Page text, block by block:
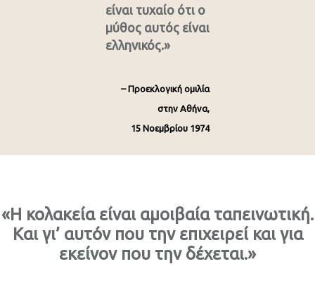
είναι τυχαίο ότι ο
μύθος αυτός είναι
ελληνικός.»
– Προεκλογική ομιλία
στην Αθήνα,
15 Νοεμβρίου 1974
«Η κολακεία είναι αμοιβαία ταπεινωτική.
Και γι’ αυτόν που την επιχειρεί και για
εκείνον που την δέχεται.»